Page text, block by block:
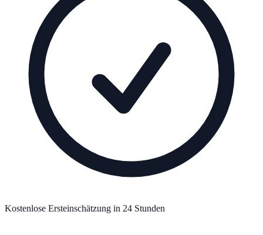
Kostenlose Ersteinschätzung in 24 Stunden